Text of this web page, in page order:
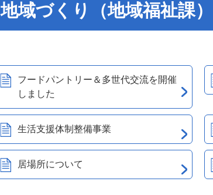
地域づくり（地域福祉課）
フードパントリー＆多世代交流を開催
しました
生活支援体制整備事業
居場所について